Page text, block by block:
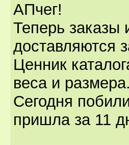
АПчег!
Теперь заказы
доставляются
Ценник
веса и
Сегодня
пришла за 11